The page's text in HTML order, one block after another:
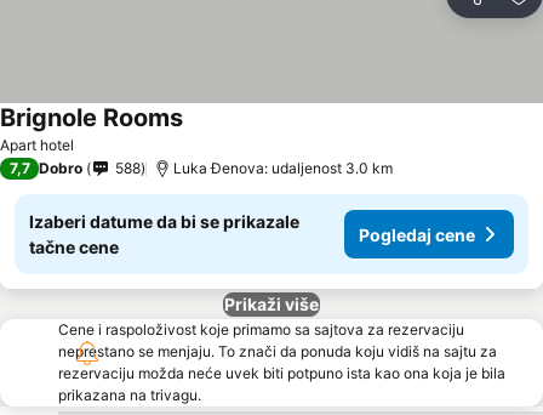
Deli
Apart hotel
Brignole RoomsPogledaj cene
7,7 Dobro 588 Luka Đenova: udaljenost 3.0 km
Izaberi datume da bi se prikazale
tačne cene
Pogledaj cene
Prikaži više
Cene i raspoloživost koje primamo sa sajtova za rezervaciju
neprestano se menjaju. To znači da ponuda koju vidiš na sajtu za
rezervaciju možda neće uvek biti potpuno ista kao ona koja je bila
prikazana na trivagu.